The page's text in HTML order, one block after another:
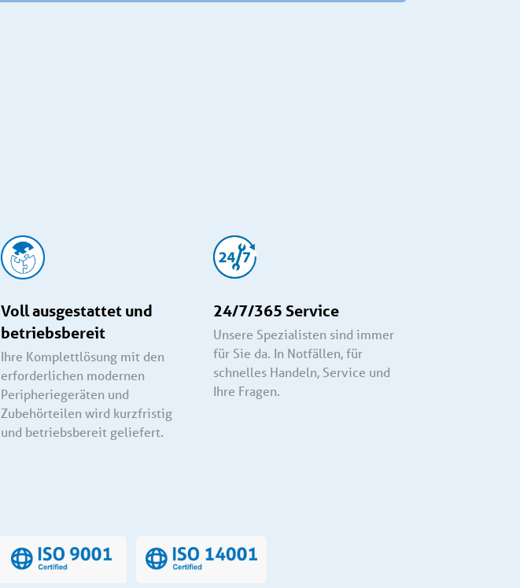
Voll ausgestattet und
betriebsbereit
Ihre Komplettlösung mit den
erforderlichen modernen
Peripheriegeräten und
Zubehörteilen wird kurzfristig
und betriebsbereit geliefert.
24/7/365 Service
Unsere Spezialisten sind immer
für Sie da. In Notfällen, für
schnelles Handeln, Service und
Ihre Fragen.